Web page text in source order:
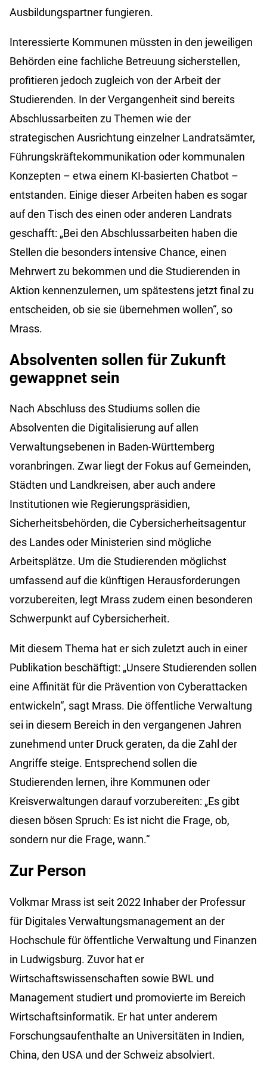
Ausbildungspartner fungieren.
Interessierte Kommunen müssten in den jeweiligen
Behörden eine fachliche Betreuung sicherstellen,
profitieren jedoch zugleich von der Arbeit der
Studierenden. In der Vergangenheit sind bereits
Abschlussarbeiten zu Themen wie der
strategischen Ausrichtung einzelner Landratsämter,
Führungskräftekommunikation oder kommunalen
Konzepten – etwa einem KI-basierten Chatbot –
entstanden. Einige dieser Arbeiten haben es sogar
auf den Tisch des einen oder anderen Landrats
geschafft: „Bei den Abschlussarbeiten haben die
Stellen die besonders intensive Chance, einen
Mehrwert zu bekommen und die Studierenden in
Aktion kennenzulernen, um spätestens jetzt final zu
entscheiden, ob sie sie übernehmen wollen“, so
Mrass.
Absolventen sollen für Zukunft
gewappnet sein
Nach Abschluss des Studiums sollen die
Absolventen die Digitalisierung auf allen
Verwaltungsebenen in Baden-Württemberg
voranbringen. Zwar liegt der Fokus auf Gemeinden,
Städten und Landkreisen, aber auch andere
Institutionen wie Regierungspräsidien,
Sicherheitsbehörden, die Cybersicherheitsagentur
des Landes oder Ministerien sind mögliche
Arbeitsplätze. Um die Studierenden möglichst
umfassend auf die künftigen Herausforderungen
vorzubereiten, legt Mrass zudem einen besonderen
Schwerpunkt auf Cybersicherheit.
Mit diesem Thema hat er sich zuletzt auch in einer
Publikation beschäftigt: „Unsere Studierenden sollen
eine Affinität für die Prävention von Cyberattacken
entwickeln“, sagt Mrass. Die öffentliche Verwaltung
sei in diesem Bereich in den vergangenen Jahren
zunehmend unter Druck geraten, da die Zahl der
Angriffe steige. Entsprechend sollen die
Studierenden lernen, ihre Kommunen oder
Kreisverwaltungen darauf vorzubereiten: „Es gibt
diesen bösen Spruch: Es ist nicht die Frage, ob,
sondern nur die Frage, wann.“
Zur Person
Volkmar Mrass ist seit 2022 Inhaber der Professur
für Digitales Verwaltungsmanagement an der
Hochschule für öffentliche Verwaltung und Finanzen
in Ludwigsburg. Zuvor hat er
Wirtschaftswissenschaften sowie BWL und
Management studiert und promovierte im Bereich
Wirtschaftsinformatik. Er hat unter anderem
Forschungsaufenthalte an Universitäten in Indien,
China, den USA und der Schweiz absolviert.